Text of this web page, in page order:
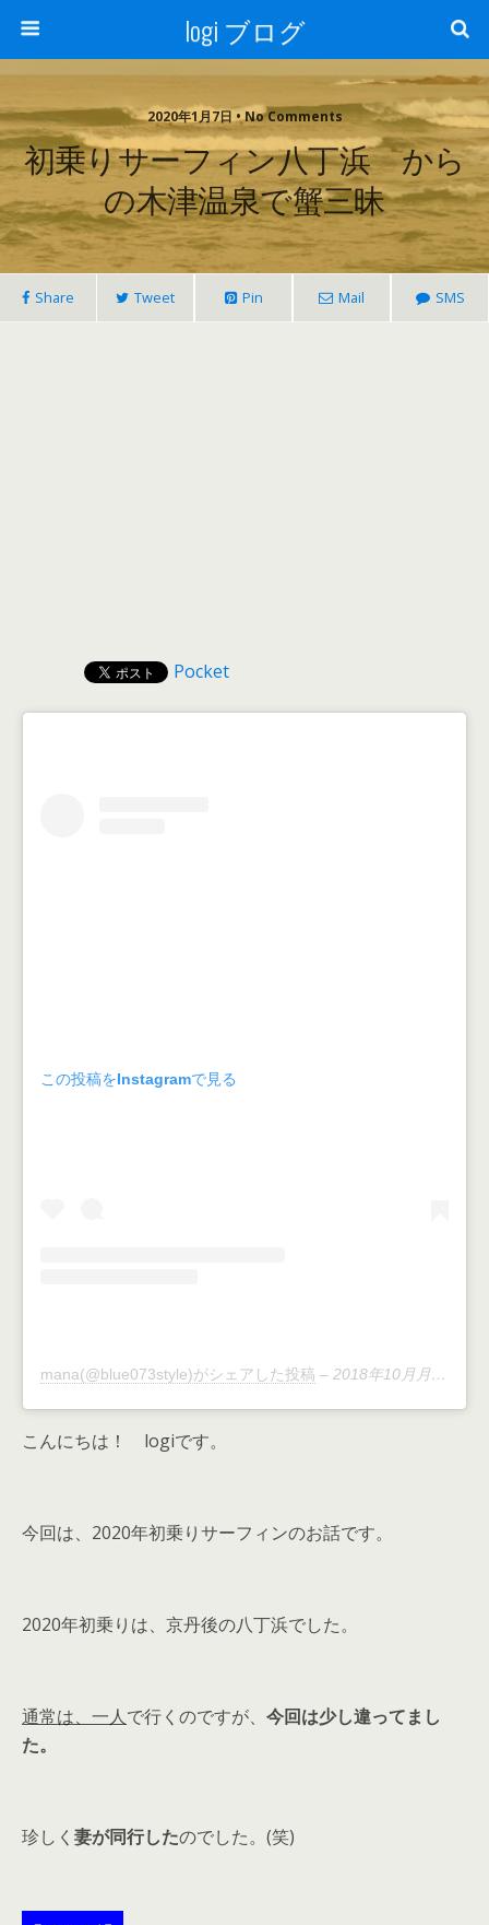
logi ブログ
2020年1月7日 • No Comments
初乗りサーフィン八丁浜 から
の木津温泉で蟹三昧
Share Tweet Pin Mail SMS
Pocket
この投稿をInstagramで見る
mana(@blue073style)がシェアした投稿 – 2018年10月月11日午前5時52分PDT
こんにちは！ logiです。
今回は、2020年初乗りサーフィンのお話です。
2020年初乗りは、京丹後の八丁浜でした。
通常は、一人で行くのですが、 今回は少し違ってまし
た。
珍しく 妻が同行したのでした。(笑)